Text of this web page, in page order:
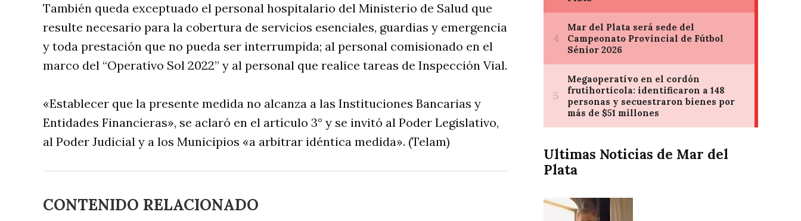
También queda exceptuado el personal hospitalario del Ministerio de Salud que
resulte necesario para la cobertura de servicios esenciales, guardias y emergencia
y toda prestación que no pueda ser interrumpida; al personal comisionado en el
marco del “Operativo Sol 2022” y al personal que realice tareas de Inspección Vial.
«Establecer que la presente medida no alcanza a las Instituciones Bancarias y
Entidades Financieras», se aclaró en el artículo 3° y se invitó al Poder Legislativo,
al Poder Judicial y a los Municipios «a arbitrar idéntica medida». (Telam)
CONTENIDO RELACIONADO
Ultimas Noticias de Mar del
Plata